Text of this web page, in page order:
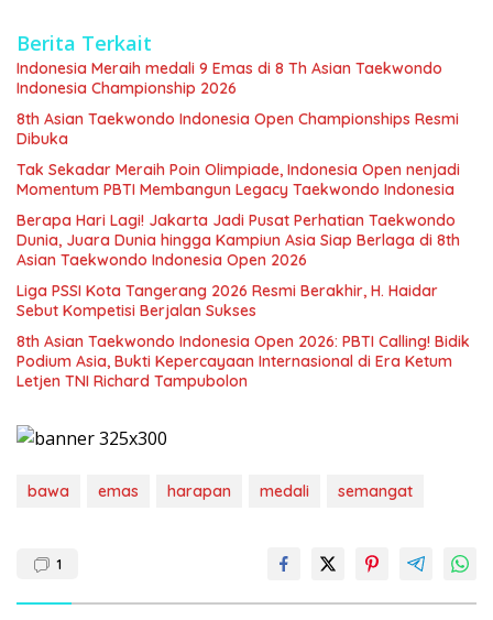
Berita Terkait
Indonesia Meraih medali 9 Emas di 8 Th Asian Taekwondo
Indonesia Championship 2026
8th Asian Taekwondo Indonesia Open Championships Resmi
Dibuka
Tak Sekadar Meraih Poin Olimpiade, Indonesia Open nenjadi
Momentum PBTI Membangun Legacy Taekwondo Indonesia
Berapa Hari Lagi! Jakarta Jadi Pusat Perhatian Taekwondo
Dunia, Juara Dunia hingga Kampiun Asia Siap Berlaga di 8th
Asian Taekwondo Indonesia Open 2026
Liga PSSI Kota Tangerang 2026 Resmi Berakhir, H. Haidar
Sebut Kompetisi Berjalan Sukses
8th Asian Taekwondo Indonesia Open 2026: PBTI Calling! Bidik
Podium Asia, Bukti Kepercayaan Internasional di Era Ketum
Letjen TNI Richard Tampubolon
bawa emas harapan medali semangat
1